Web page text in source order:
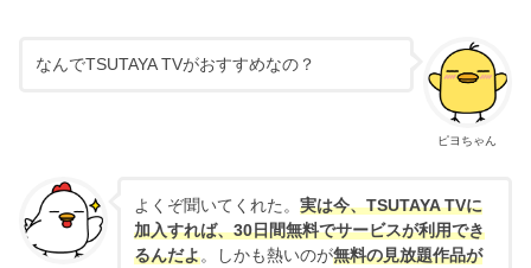
ピヨちゃん
なんでTSUTAYA TVがおすすめなの？
よくぞ聞いてくれた。 実は今、TSUTAYA TVに
加入すれば、30日間無料でサービスが利用でき
るんだよ。しかも熱いのが無料の見放題作品が